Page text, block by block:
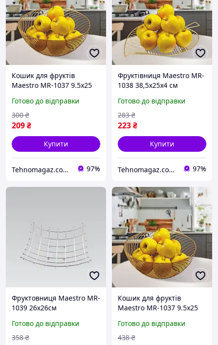
Кошик для фруктів
Maestro MR-1037 9.5х25
Готово до відправки
209₴
300 ₴
Купити
Tehnomagaz.com.ua - це передовий інтернет-магазин, спеціалізуючийся на продажу техніки 97%
Фруктівниця Maestro MR-
1038 38,5х25х4 см
Готово до відправки
223₴
283 ₴
Купити
Tehnomagaz.com.ua - це передовий інтернет-магазин, спеціалізуючийся на продажу техніки 97%
Фруктовниця Maestro MR-
1039 26х26см
Готово до відправки
358 ₴
Кошик для фруктів
Maestro MR-1037 9.5х25
Готово до відправки
438 ₴